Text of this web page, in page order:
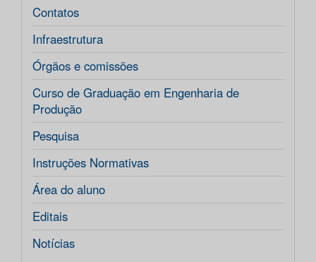
Contatos
Infraestrutura
Órgãos e comissões
Curso de Graduação em Engenharia de
Produção
Pesquisa
Instruções Normativas
Área do aluno
Editais
Notícias